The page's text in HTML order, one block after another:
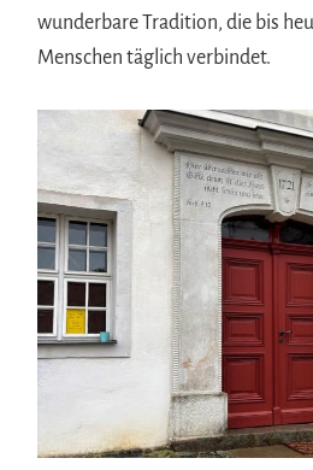
wunderbare Tradition, die bis
Menschen täglich verbindet.